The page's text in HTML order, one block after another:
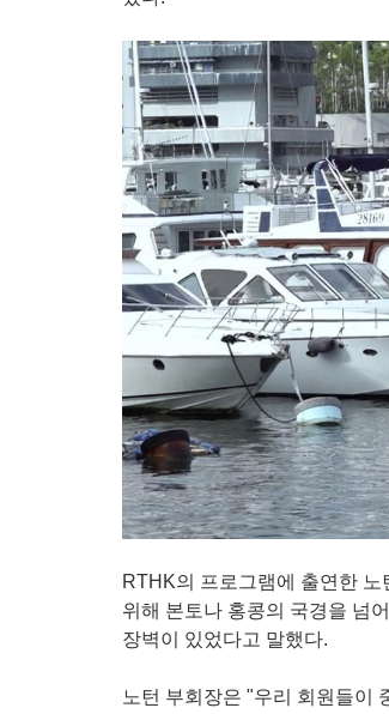
RTHK의 프로그램에 출연한
위해 본토나 홍콩의 국경을 넘
장벽이 있었다고 말했다.
노턴 부회장은 "우리 회원들이